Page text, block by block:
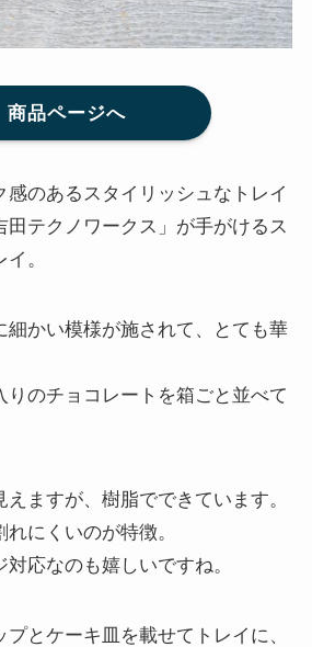
商品ページへ
感のあるスタイリッシュなトレイ
田テクノワークス」が手がけるス
。
細かい模様が施されて、とても華
りのチョコレートを箱ごと並べて
ますが、樹脂でできています。
にくいのが特徴。
応なのも嬉しいですね。
とケーキ皿を載せてトレイに、